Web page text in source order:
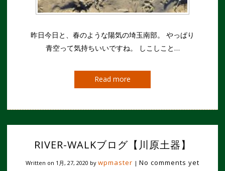
昨日今日と、春のような陽気の埼玉南部。 やっぱり
青空って気持ちいいですね。 しこしこと…
Read more
RIVER-WALKブログ【川原土器】
Written on 1月, 27, 2020 by wpmaster | No comments yet